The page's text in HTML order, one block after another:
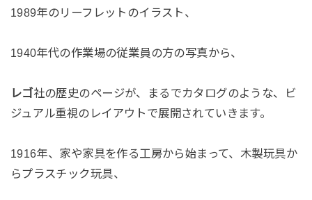
1989年のリーフレットのイラスト、
1940年代の作業場の従業員の方の写真から、
レゴ社の歴史のページが、まるでカタログのような、ビ
ジュアル重視のレイアウトで展開されていきます。
1916年、家や家具を作る工房から始まって、木製玩具か
らプラスチック玩具、